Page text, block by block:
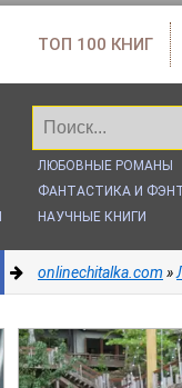
ТОП 100 КНИГ
ЛЮБОВНЫЕ РОМАНЫ
ФАНТАСТИКА И
НАУЧНЫЕ КНИГИ
onlinechitalka.com »